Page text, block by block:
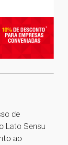
de
Lato Sensu
ao